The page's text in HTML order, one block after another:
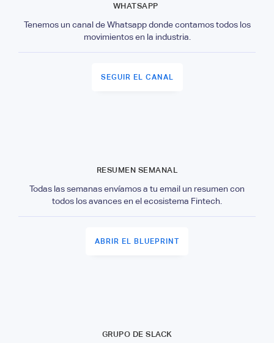
WHATSAPP
Tenemos un canal de Whatsapp donde contamos todos los
movimientos en la industria.
SEGUIR EL CANAL
RESUMEN SEMANAL
Todas las semanas envíamos a tu email un resumen con
todos los avances en el ecosistema Fintech.
ABRIR EL BLUEPRINT
GRUPO DE SLACK